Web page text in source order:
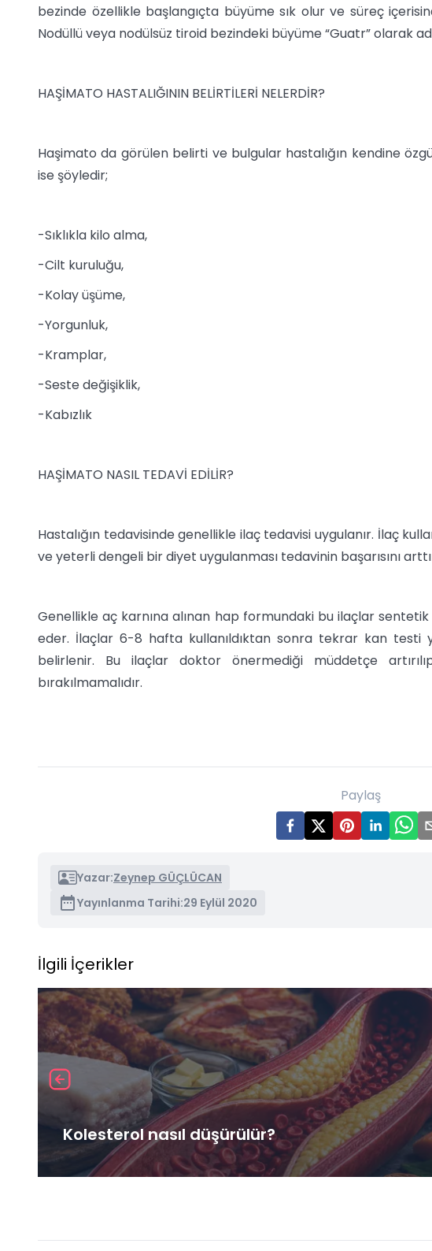
bezinde özellikle başlangıçta büyüme sık olur ve süreç
Nodüllü veya nodülsüz tiroid bezindeki büyüme “Guatr” olarak
HAŞİMATO HASTALIĞININ BELİRTİLERİ NELERDİR?
Haşimato da görülen belirti ve bulgular hastalığın kendine
ise şöyledir;
-Sıklıkla kilo alma,
-Cilt kuruluğu,
-Kolay üşüme,
-Yorgunluk,
-Kramplar,
-Seste değişiklik,
-Kabızlık
HAŞİMATO NASIL TEDAVİ EDİLİR?
Hastalığın tedavisinde genellikle ilaç tedavisi uygulanır. İlaç
ve yeterli dengeli bir diyet uygulanması tedavinin başarısını
Genellikle aç karnına alınan hap formundaki bu ilaçlar
eder. İlaçlar 6-8 hafta kullanıldıktan sonra tekrar kan testi
belirlenir. Bu ilaçlar doktor önermediği müddetçe
bırakılmamalıdır.
Paylaş
Yazar:Zeynep GÜÇLÜCAN
Yayınlanma Tarihi:29 Eylül 2020
İlgili İçerikler
Kolesterol nasıl düşürülür?